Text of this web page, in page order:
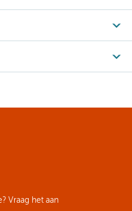
Vraag het aan